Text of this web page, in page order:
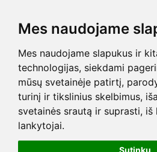
Mes naudojame
Mes naudojame slapukus ir
technologijas, siekdami
mūsų svetainėje patirtį,
turinį ir tikslinius skelbimus,
svetainės srautą ir suprasti, iš
lankytojai.
Sutinku